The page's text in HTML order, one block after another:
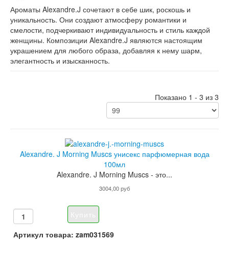
Ароматы Alexandre.J сочетают в себе шик, роскошь и
уникальность. Они создают атмосферу романтики и
смелости, подчеркивают индивидуальность и стиль каждой
женщины. Композиции Alexandre.J являются настоящим
украшением для любого образа, добавляя к нему шарм,
элегантность и изысканность.
Показано 1 - 3 из 3
Alexandre. J Morning Muscs унисекс парфюмерная вода
100мл
Alexandre. J Morning Muscs - это...
3004,00 руб
Артикул товара: zam031569